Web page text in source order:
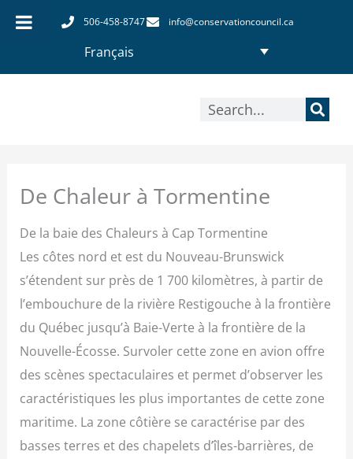
Aller
506-458-8747 info@conservationcouncil.ca
Français
Rechercher
De Chaleur à Tormentine
De la baie des Chaleurs à Cap Tormentine
Les côtes nord et est du Nouveau-Brunswick
s’étendent sur près de 1 700 kilomètres, à partir de
l’embouchure de la rivière Restigouche à la frontière
du Québec jusqu’à Baie-Verte à la frontière de la
Nouvelle-Écosse. Survoler cette zone en avion offre
des scènes spectaculaires et permet d’observer les
caractéristiques les plus importantes de cette zone
maritime. La zone côtière se caractérise par des
basses terres et des chapelets d’îles-barrières, de